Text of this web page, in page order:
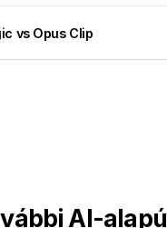
vs Opus Clip
AI-alapú